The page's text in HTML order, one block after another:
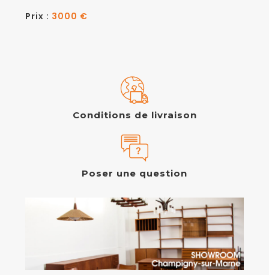
Prix : 3000 €
Conditions de livraison
Poser une question